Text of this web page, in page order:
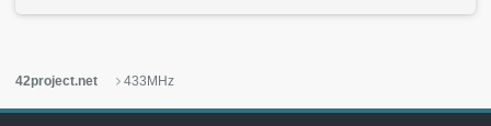
42project.net 433MHz